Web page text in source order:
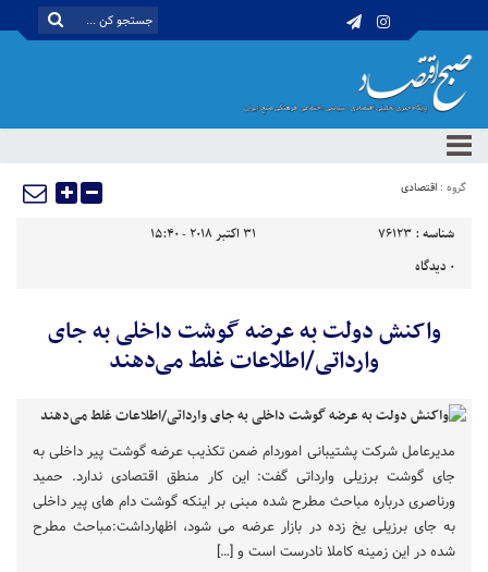
گروه : اقتصادی
شناسه : 76123
31 اکتبر 2018 - 15:40
0 دیدگاه
واکنش دولت به عرضه گوشت داخلی به جای
وارداتی/اطلاعات غلط می‌دهند
مدیرعامل شرکت پشتیبانی اموردام ضمن تکذیب عرضه گوشت پیر داخلی به
جای گوشت برزیلی وارداتی گفت: این کار منطق اقتصادی ندارد. حمید
ورناصری درباره مباحث مطرح شده مبنی بر اینکه گوشت دام های پیر داخلی
به جای برزیلی یخ زده در بازار عرضه می شود، اظهارداشت:مباحث مطرح
شده در این زمینه کاملا نادرست است و […]